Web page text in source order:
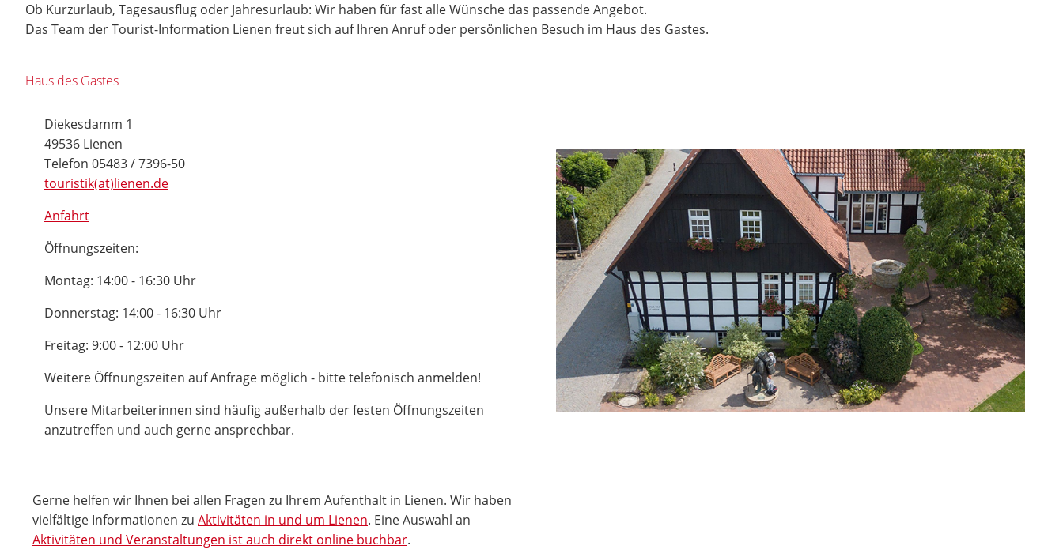
Ob Kurzurlaub, Tagesausflug oder Jahresurlaub: Wir haben für fast alle Wünsche das passende Angebot.
Das Team der Tourist-Information Lienen freut sich auf Ihren Anruf oder persönlichen Besuch im Haus des Gastes.
Haus des Gastes
Diekesdamm 1
49536 Lienen
Telefon 05483 / 7396-50
touristik(at)lienen.de
Anfahrt
Öffnungszeiten:
Montag: 14:00 - 16:30 Uhr
Donnerstag: 14:00 - 16:30 Uhr
Freitag: 9:00 - 12:00 Uhr
Weitere Öffnungszeiten auf Anfrage möglich - bitte telefonisch anmelden!
Unsere Mitarbeiterinnen sind häufig außerhalb der festen Öffnungszeiten
anzutreffen und auch gerne ansprechbar.
Gerne helfen wir Ihnen bei allen Fragen zu Ihrem Aufenthalt in Lienen. Wir haben
vielfältige Informationen zu Aktivitäten in und um Lienen. Eine Auswahl an
Aktivitäten und Veranstaltungen ist auch direkt online buchbar.